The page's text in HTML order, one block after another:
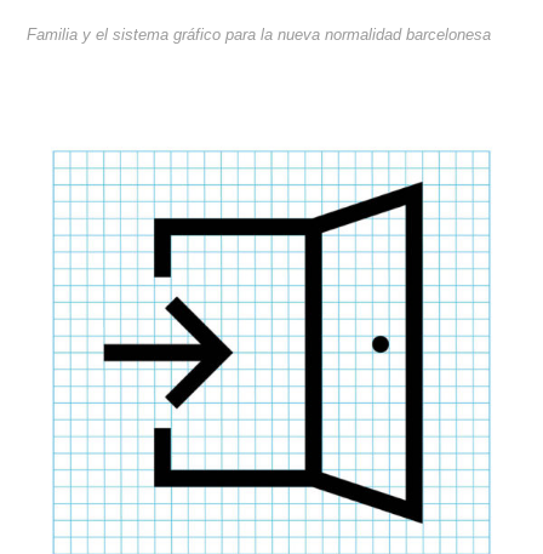
Familia y el sistema gráfico para la nueva normalidad barcelonesa